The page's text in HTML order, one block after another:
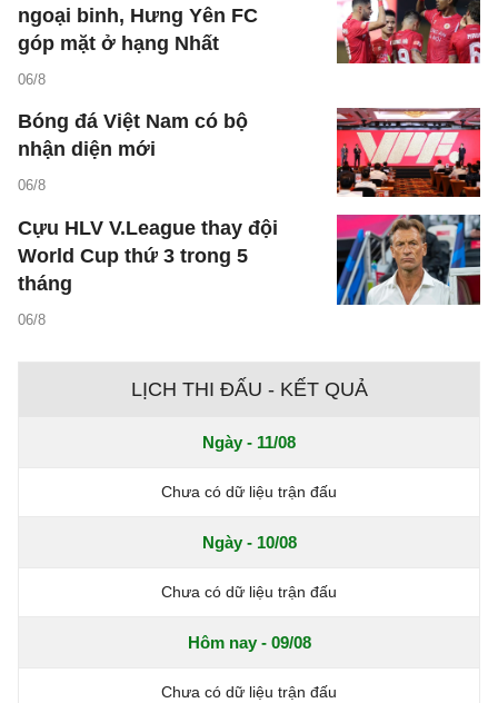
ngoại binh, Hưng Yên FC
góp mặt ở hạng Nhất
06/8
Bóng đá Việt Nam có bộ
nhận diện mới
06/8
Cựu HLV V.League thay đội
World Cup thứ 3 trong 5
tháng
06/8
LỊCH THI ĐẤU - KẾT QUẢ
Ngày - 11/08
Chưa có dữ liệu trận đấu
Ngày - 10/08
Chưa có dữ liệu trận đấu
Hôm nay - 09/08
Chưa có dữ liệu trận đấu